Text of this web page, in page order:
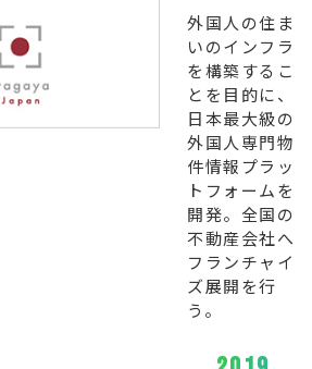
外国人の住ま
いのインフラ
を構築するこ
とを目的に、
日本最大級の
外国人専門物
件情報プラッ
トフォームを
開発。全国の
不動産会社へ
フランチャイ
ズ展開を行
う。